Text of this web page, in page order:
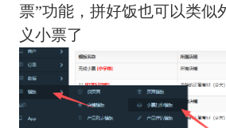
票”功能，拼好饭也可以类似
义小票了